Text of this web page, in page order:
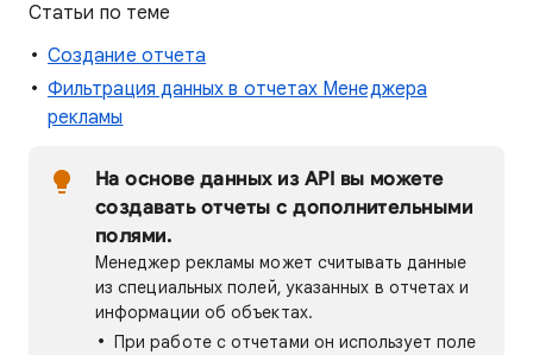
Статьи по теме
Создание отчета
Фильтрация данных в отчетах Менеджера
рекламы
На основе данных из API вы можете
создавать отчеты с дополнительными
полями.
Менеджер рекламы может считывать данные
из специальных полей, указанных в отчетах и
информации об объектах.
При работе с отчетами он использует поле